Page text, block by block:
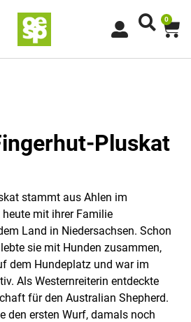
0
Pluskat
stammt aus Ahlen im
mit ihrer Familie
Land in Niedersachsen. Schon
sie mit Hunden zusammen,
dem Hundeplatz und war im
Als Westernreiterin entdeckte
für den Australian Shepherd.
den ersten Wurf, damals noch